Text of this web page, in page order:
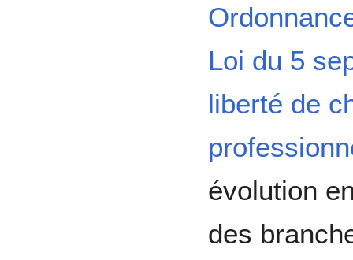
Loi du 5
liberté de
évolution
des